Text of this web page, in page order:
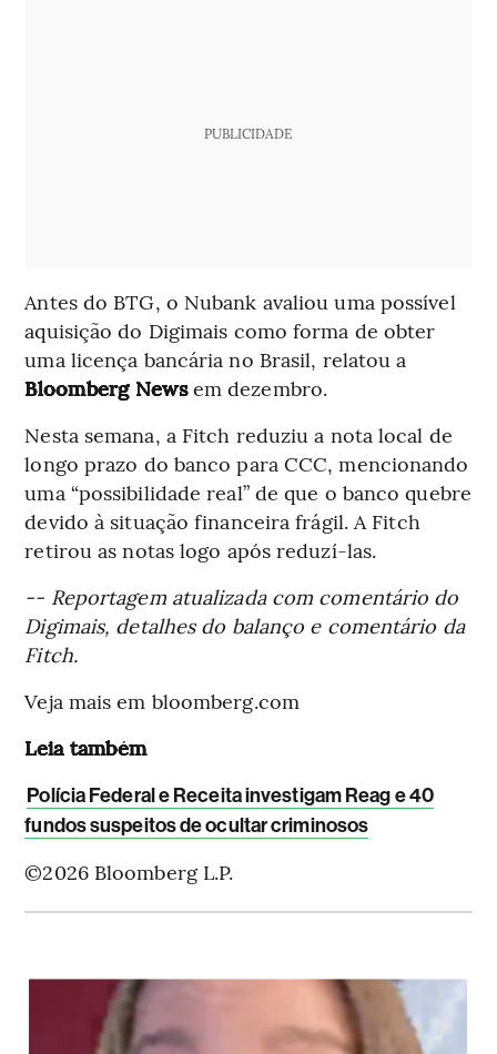
PUBLICIDADE
Antes do BTG, o Nubank avaliou uma possível
aquisição do Digimais como forma de obter
uma licença bancária no Brasil, relatou a
Bloomberg Newsem dezembro.
Nesta semana, a Fitch reduziu a nota local de
longo prazo do banco para CCC, mencionando
uma “possibilidade real” de que o banco quebre
devido à situação financeira frágil. A Fitch
retirou as notas logo após reduzí-las.
-- Reportagem atualizada com comentário do
Digimais, detalhes do balanço e comentário da
Fitch.
Veja mais em bloomberg.com
Leia também
Polícia Federal e Receita investigam Reag e 40
fundos suspeitos de ocultar criminosos
©2026 Bloomberg L.P.